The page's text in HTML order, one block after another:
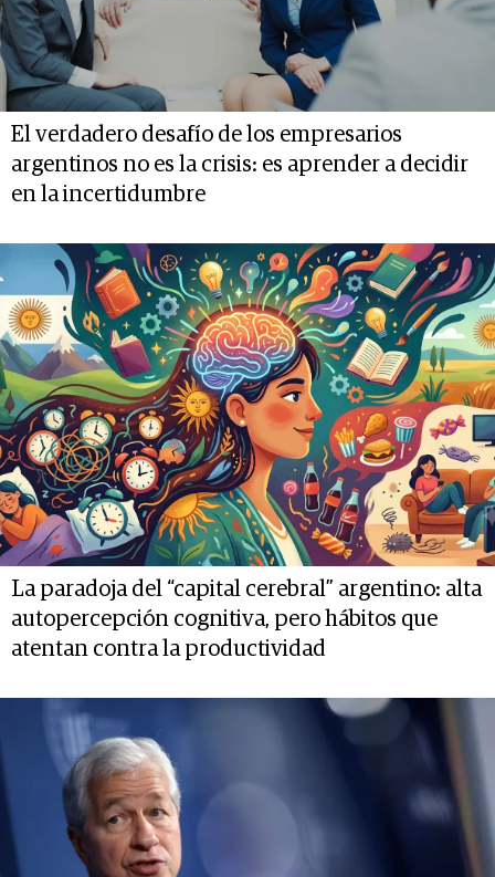
El verdadero desafío de los empresarios
argentinos no es la crisis: es aprender a decidir
en la incertidumbre
La paradoja del “capital cerebral” argentino: alta
autopercepción cognitiva, pero hábitos que
atentan contra la productividad